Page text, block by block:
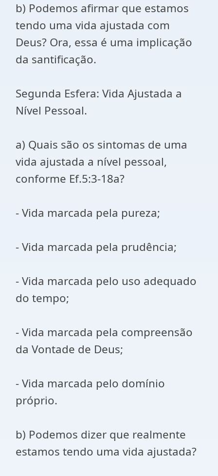
b) Podemos afirmar que estamos
tendo uma vida ajustada com
Deus? Ora, essa é uma implicação
da santificação.
Segunda Esfera: Vida Ajustada a
Nível Pessoal.
a) Quais são os sintomas de uma
vida ajustada a nível pessoal,
conforme Ef.5:3-18a?
- Vida marcada pela pureza;
- Vida marcada pela prudência;
- Vida marcada pelo uso adequado
do tempo;
- Vida marcada pela compreensão
da Vontade de Deus;
- Vida marcada pelo domínio
próprio.
b) Podemos dizer que realmente
estamos tendo uma vida ajustada?